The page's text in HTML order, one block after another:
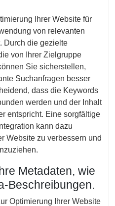
Ihrer Website für
von relevanten
Durch die gezielte
von Ihrer Zielgruppe
Sie sicherstellen,
Suchanfragen besser
dass die Keywords
werden und der Inhalt
entspricht. Eine sorgfältige
kann dazu
Website zu verbessern und
Metadaten, wie
Beschreibungen.
Optimierung Ihrer Website